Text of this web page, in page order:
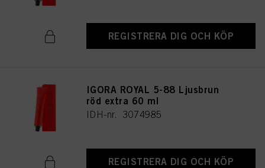
REGISTRERA DIG OCH KÖP
IGORA ROYAL 5-88 Ljusbrun
röd extra 60 ml
IDH-nr. 3074985
REGISTRERA DIG OCH KÖP